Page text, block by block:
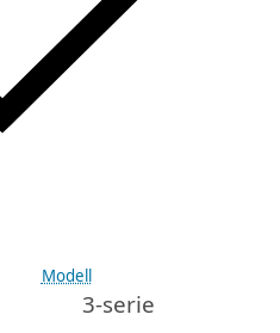
Modell
3-serie